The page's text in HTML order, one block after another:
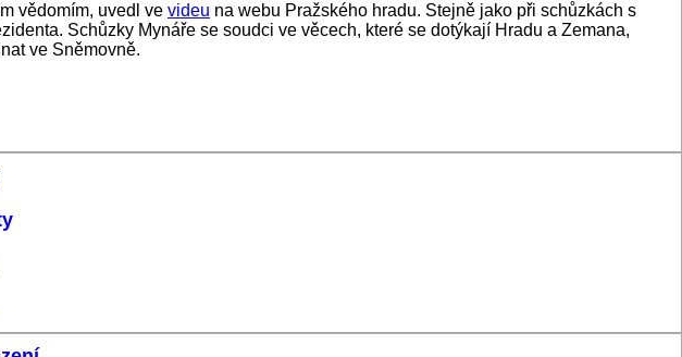
vědomím, uvedl ve videu na webu Pražského hradu. Stejně jako při schůzkách s
Schůzky Mynáře se soudci ve věcech, které se dotýkají Hradu a Zemana,
ve Sněmovně.